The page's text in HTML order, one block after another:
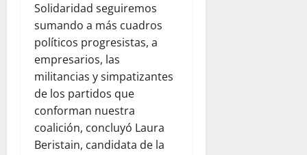
Solidaridad seguiremos
sumando a más cuadros
políticos progresistas, a
empresarios, las
militancias y simpatizantes
de los partidos que
conforman nuestra
coalición, concluyó Laura
Beristain, candidata de la